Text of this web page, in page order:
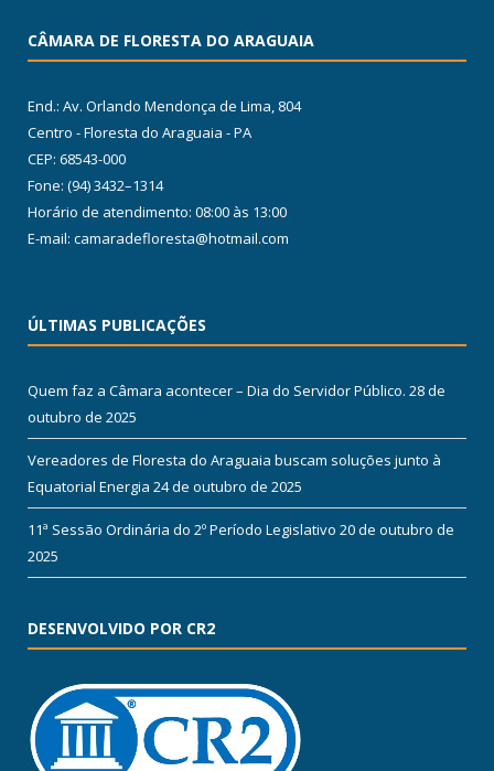
CÂMARA DE FLORESTA DO ARAGUAIA
End.: Av. Orlando Mendonça de Lima, 804
Centro - Floresta do Araguaia - PA
CEP: 68543-000
Fone: (94) 3432–1314
Horário de atendimento: 08:00 às 13:00
E-mail: camaradefloresta@hotmail.com
ÚLTIMAS PUBLICAÇÕES
Quem faz a Câmara acontecer – Dia do Servidor Público. 28 de
outubro de 2025
Vereadores de Floresta do Araguaia buscam soluções junto à
Equatorial Energia 24 de outubro de 2025
11ª Sessão Ordinária do 2º Período Legislativo 20 de outubro de
2025
DESENVOLVIDO POR CR2